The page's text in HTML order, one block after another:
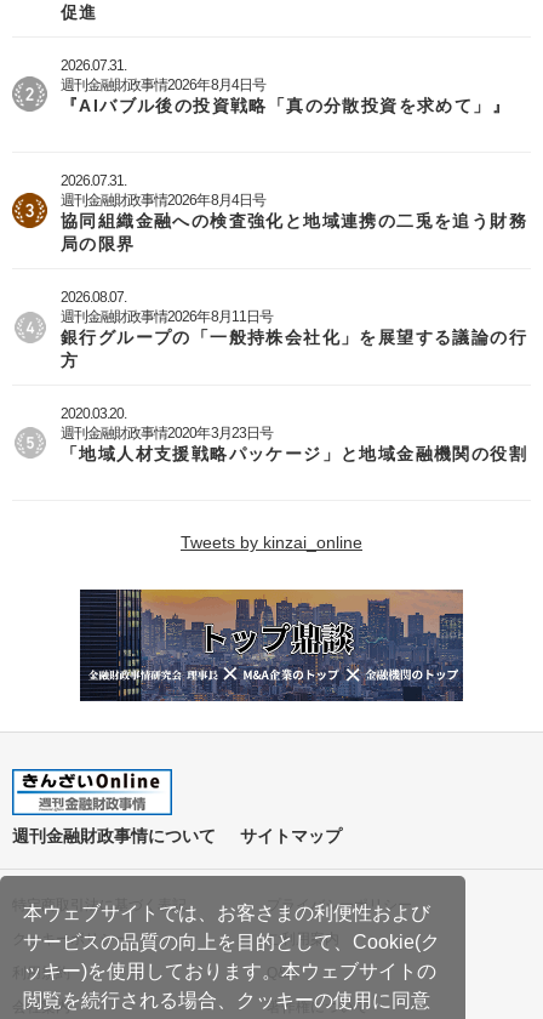
本ウェブサイトでは、お客さまの利便性および
サービスの品質の向上を目的として、Cookie(ク
ッキー)を使用しております。本ウェブサイトの
閲覧を続行される場合、クッキーの使用に同意
促進
2026.07.31.
週刊金融財政事情2026年8月4日号
『AIバブル後の投資戦略「真の分散投資を求めて」』
2026.07.31.
週刊金融財政事情2026年8月4日号
協同組織金融への検査強化と地域連携の二兎を追う財務
局の限界
2026.08.07.
週刊金融財政事情2026年8月11日号
銀行グループの「一般持株会社化」を展望する議論の行
方
2020.03.20.
週刊金融財政事情2020年3月23日号
「地域人材支援戦略パッケージ」と地域金融機関の役割
Tweets by kinzai_online
週刊金融財政事情について サイトマップ
特定商取引法に基づく表記
プライバシーポリシー
クッキーポリシー
ご利用案内
利用規約
Q&A
会社案内
著作権について